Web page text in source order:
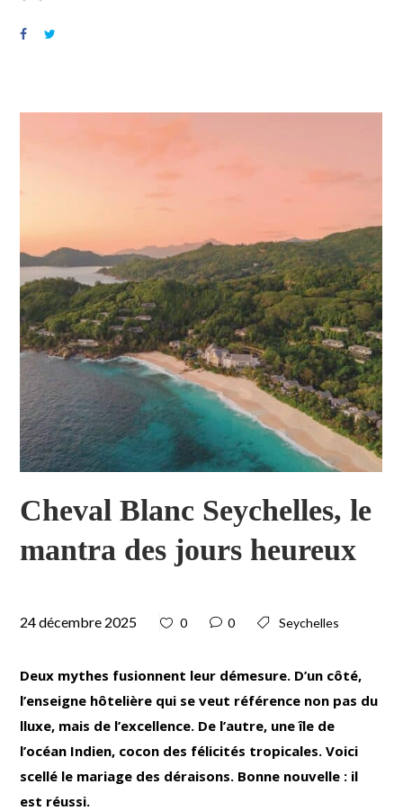
Cheval Blanc Seychelles, le
mantra des jours heureux
24 décembre 2025 0 0 Seychelles
Deux mythes fusionnent leur démesure. D’un côté,
l’enseigne hôtelière qui se veut référence non pas du
lluxe, mais de l’excellence. De l’autre, une île de
l’océan Indien, cocon des félicités tropicales. Voici
scellé le mariage des déraisons. Bonne nouvelle : il
est réussi.